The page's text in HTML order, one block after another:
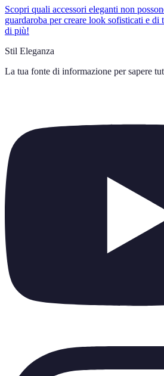
Scopri quali accessori eleganti non
guardaroba per creare look sofisticati e di
di più!
Stil Eleganza
La tua fonte di informazione per sapere